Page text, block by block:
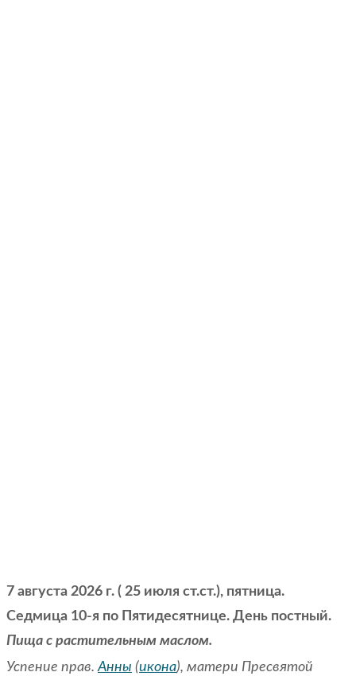
7 августа 2026 г. ( 25 июля ст.ст.), пятница.
Седмица 10-я по Пятидесятнице. День постный.
Пища с растительным маслом.
Успение прав.Анны (икона), матери Пресвятой